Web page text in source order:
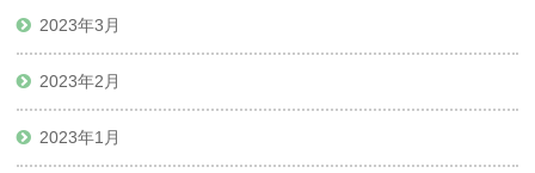
2023年3月
2023年2月
2023年1月